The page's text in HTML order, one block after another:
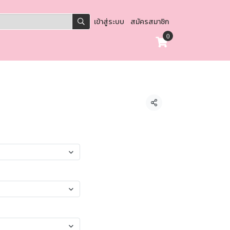
เข้าสู่ระบบ สมัครสมาชิก
0
แชร์